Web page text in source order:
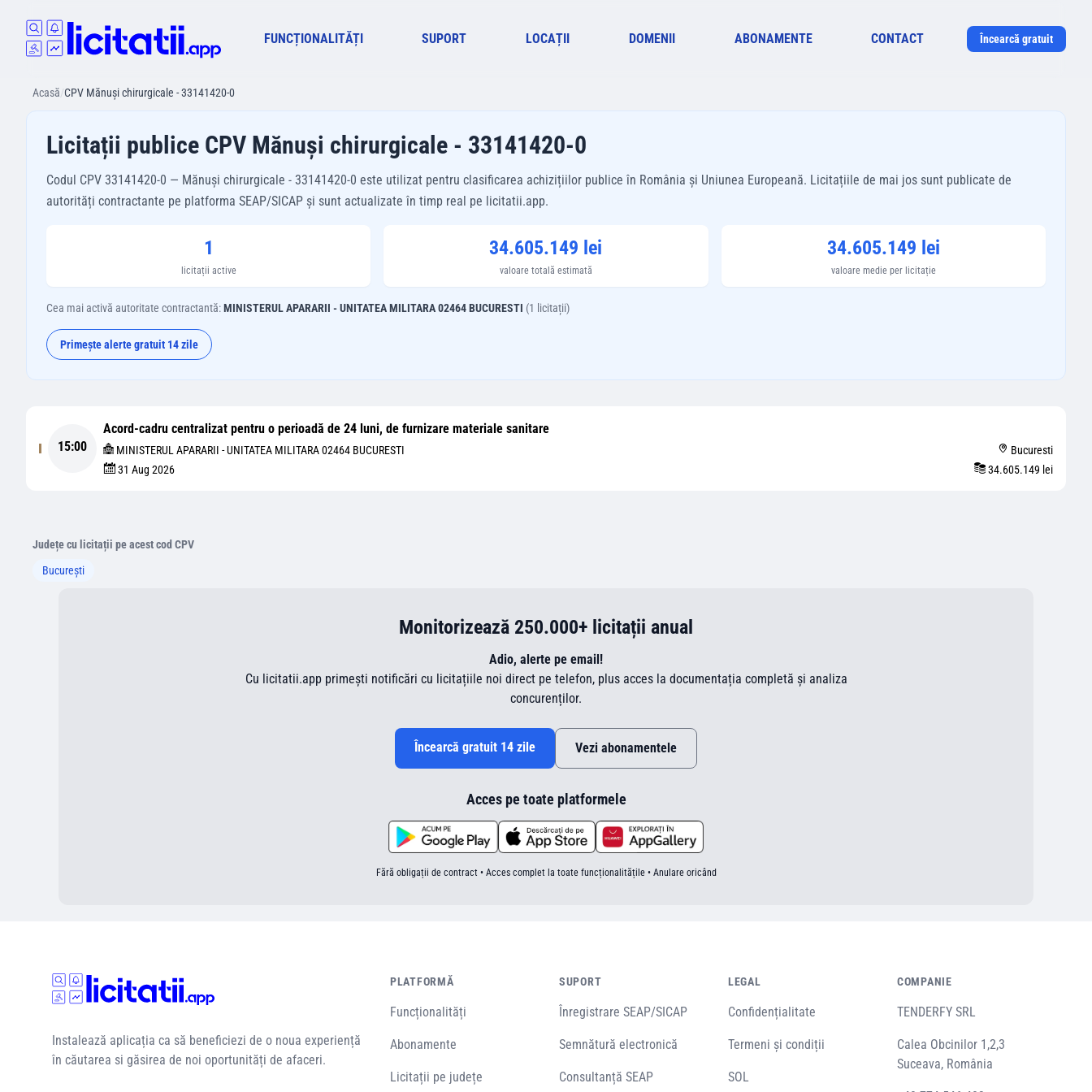
FUNCȚIONALITĂȚI SUPORT LOCAȚII DOMENII ABONAMENTE CONTACT Încearcă gratuit
Acasă/CPV Mănuşi chirurgicale - 33141420-0
Licitații publice CPV Mănuşi chirurgicale - 33141420-0
Codul CPV 33141420-0 — Mănuşi chirurgicale - 33141420-0 este utilizat pentru clasificarea achizițiilor publice în România și Uniunea Europeană. Licitațiile de mai jos sunt publicate de
autorități contractante pe platforma SEAP/SICAP și sunt actualizate în timp real pe licitatii.app.
1
licitații active
34.605.149 lei
valoare totală estimată
34.605.149 lei
valoare medie per licitație
Cea mai activă autoritate contractantă:MINISTERUL APARARII - UNITATEA MILITARA 02464 BUCURESTI (1 licitații)
Primește alerte gratuit 14 zile
15:00
Acord-cadru centralizat pentru o perioadă de 24 luni, de furnizare materiale sanitare
MINISTERUL APARARII - UNITATEA MILITARA 02464 BUCURESTI
Bucuresti
31 Aug 2026
34.605.149 lei
Județe cu licitații pe acest cod CPV
București
Monitorizează 250.000+ licitații anual
Adio, alerte pe email!
Cu licitatii.app primești notificări cu licitațiile noi direct pe telefon, plus acces la documentația completă și analiza
concurenților.
Încearcă gratuit 14 zile Vezi abonamentele
Acces pe toate platformele
Fără obligații de contract • Acces complet la toate funcționalitățile • Anulare oricând
Instalează aplicația ca să beneficiezi de o noua experiență
în căutarea si găsirea de noi oportunități de afaceri.
PLATFORMĂ
Funcționalități
Abonamente
Licitații pe județe
SUPORT
Înregistrare SEAP/SICAP
Semnătură electronică
Consultanță SEAP
LEGAL
Confidențialitate
Termeni și condiții
SOL
COMPANIE
TENDERFY SRL
Calea Obcinilor 1,2,3
Suceava, România